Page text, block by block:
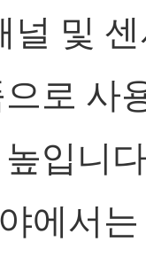
널 및
로 사
입니
에서